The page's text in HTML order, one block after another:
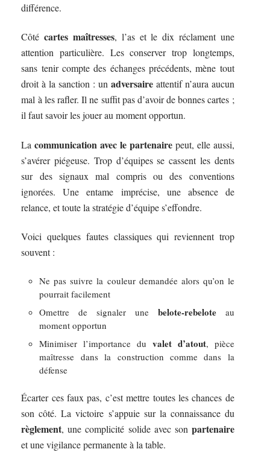
différence.
Côtécartes maîtresses, l’as et le dix réclament une
attention particulière. Les conserver trop longtemps,
sans tenir compte des échanges précédents, mène tout
droit à la sanction : un adversaireattentif n’aura aucun
mal à les rafler. Il ne suffit pas d’avoir de bonnes cartes ;
il faut savoir les jouer au moment opportun.
Lacommunication avec le partenairepeut, elle aussi,
s’avérer piégeuse. Trop d’équipes se cassent les dents
sur des signaux mal compris ou des conventions
ignorées. Une entame imprécise, une absence de
relance, et toute la stratégie d’équipe s’effondre.
Voici quelques fautes classiques qui reviennent trop
souvent :
Ne pas suivre la couleur demandée alors qu’on le
pourrait facilement
Omettre de signaler une belote-rebeloteau
moment opportun
Minimiser l’importance du valet d’atout, pièce
maîtresse dans la construction comme dans la
défense
Écarter ces faux pas, c’est mettre toutes les chances de
son côté. La victoire s’appuie sur la connaissance du
règlement, une complicité solide avec son partenaire
et une vigilance permanente à la table.